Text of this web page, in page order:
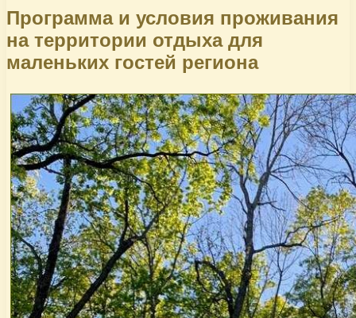
Программа и условия проживания
на территории отдыха для
маленьких гостей региона